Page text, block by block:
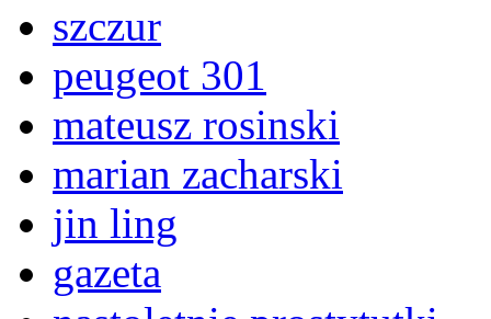
szczur
peugeot 301
mateusz rosinski
marian zacharski
jin ling
gazeta